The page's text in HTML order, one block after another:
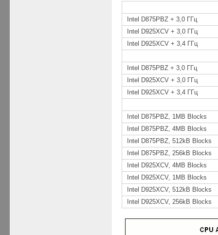
Intel D875PBZ + 3,0 ГГц
Intel D925XCV + 3,0 ГГц
Intel D925XCV + 3,4 ГГц
Intel D875PBZ + 3,0 ГГц
Intel D925XCV + 3,0 ГГц
Intel D925XCV + 3,4 ГГц
Intel D875PBZ, 1MB Blocks
Intel D875PBZ, 4MB Blocks
Intel D875PBZ, 512kB Blocks
Intel D875PBZ, 256kB Blocks
Intel D925XCV, 4MB Blocks
Intel D925XCV, 1MB Blocks
Intel D925XCV, 512kB Blocks
Intel D925XCV, 256kB Blocks